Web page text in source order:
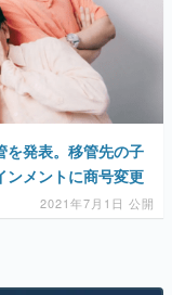
を発表。移管先の子
ンメントに商号変更
2021年7月1日 公開